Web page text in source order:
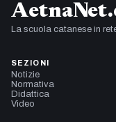
La scuola catanese in
SEZIONI
Notizie
Normativa
Didattica
Video